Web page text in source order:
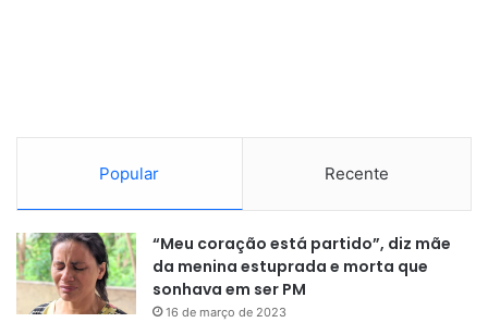
Popular Recente
“Meu coração está partido”, diz mãe
da menina estuprada e morta que
sonhava em ser PM
16 de março de 2023